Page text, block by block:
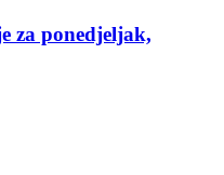
za ponedjeljak,